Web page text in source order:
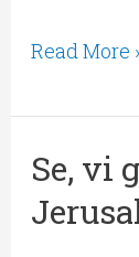
Read More
Se, vi
Se,
vi